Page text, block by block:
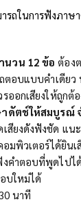
รถในการฟังภา
นวน 12ข้อ ต้อง
ตอบแบบคำเดีย
ออกเสียงให้ถูกต้
ดัตช์ให้สมบูรณ์
สียงดังฟังชัด แน
มพิวเตอร์ได้ยิน
งคำตอบที่พูดไปไ
บใหม่ได้
นาที